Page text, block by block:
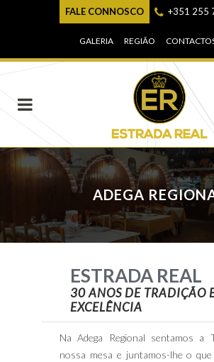
FALE CONNOSCO +351 255
GALERIA REGIÃO
ADEGA
ESTRADA REAL
30 ANOS DE TRADIÇÃO
EXCELÊNCIA
Na Adega Regional sentamos a
nossa mesa e juntamos-lhe o